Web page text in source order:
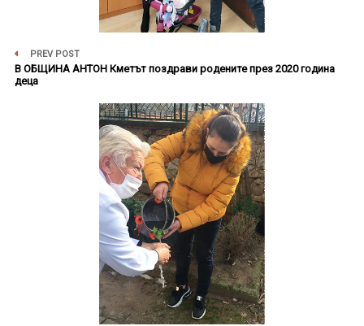
PREV POST
В ОБЩИНА АНТОН Кметът поздрави родените през 2020 година
деца